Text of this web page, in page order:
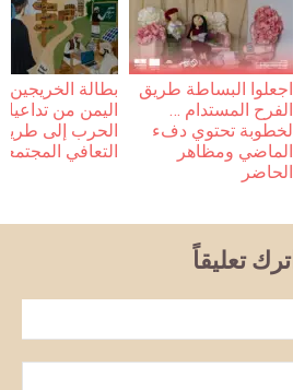
اجعلوا البساطة طريق
الفرح المستدام …
لخطوبة تحتوي دفء
الماضي ومظاهر
الحاضر
بطالة
اليمن من
الحرب إلى
التعافي
اترك تعليقاً